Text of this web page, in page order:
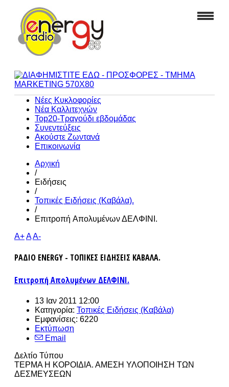
Νέες Κυκλοφορίες
Νέα Καλλιτεχνών
Top20-Τραγούδι εβδομάδας
Συνεντεύξεις
Ακούστε Ζωντανά
Επικοινωνία
Αρχική
/
Ειδήσεις
/
Τοπικές Ειδήσεις (Καβάλα).
/
Επιτροπή Aπολυμένων ΔΕΛΦΙΝΙ.
A+AA-
ΡΑΔΙΟ ENERGY - ΤΟΠΙΚΕΣ ΕΙΔΗΣΕΙΣ ΚΑΒΑΛΑ.
Επιτροπή Aπολυμένων ΔΕΛΦΙΝΙ.
13 Ιαν 2011 12:00
Κατηγορία: Τοπικές Ειδήσεις (Καβάλα)
Εμφανίσεις: 6220
Εκτύπωση
Email
Δελτίο Τύπου
ΤΕΡΜΑ Η ΚΟΡΟΙΔΙΑ. ΑΜΕΣΗ ΥΛΟΠΟΙΗΣΗ ΤΩΝ
ΔΕΣΜΕΥΣΕΩΝ